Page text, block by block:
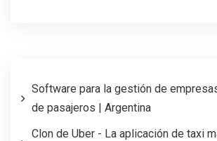
Software para la gestión de
de pasajeros | Argentina
Clon de Uber - La aplicación de taxi